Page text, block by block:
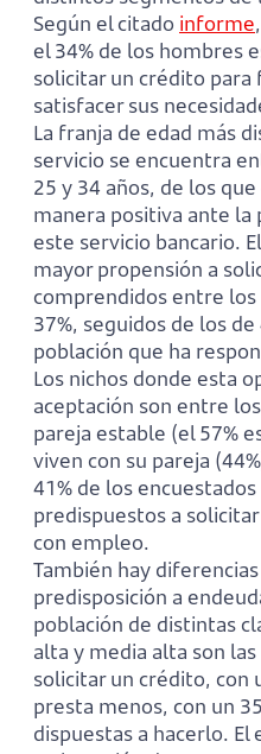
Según el citado informe
el 34% de los hombres
solicitar un crédito para
satisfacer sus
La franja de edad más
servicio se encuentra
25 y 34 años, de los
manera positiva ante la
este servicio bancario.
mayor propensión a
comprendidos entre los
37%, seguidos de los
población que ha
Los nichos donde esta
aceptación son entre
pareja estable (el 57%
viven con su pareja
41% de los
predispuestos a
con empleo.
También hay
predisposición a
población de distintas
alta y media alta son
solicitar un crédito, con
presta menos, con un
dispuestas a hacerlo.